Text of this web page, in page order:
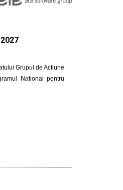
Grupul de Actiune
National pentru